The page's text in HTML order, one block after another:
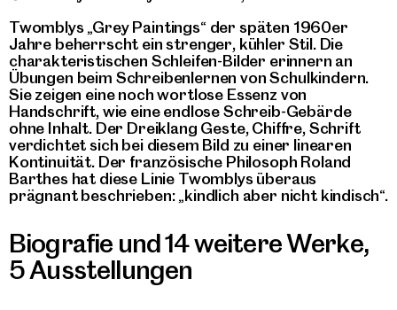
Twomblys „Grey Paintings“ der späten 1960er
Jahre beherrscht ein strenger, kühler Stil. Die
charakteristischen Schleifen-Bilder erinnern an
Übungen beim Schreibenlernen von Schulkindern.
Sie zeigen eine noch wortlose Essenz von
Handschrift, wie eine endlose Schreib-Gebärde
ohne Inhalt. Der Dreiklang Geste, Chiffre, Schrift
verdichtet sich bei diesem Bild zu einer linearen
Kontinuität. Der französische Philosoph Roland
Barthes hat diese Linie Twomblys überaus
prägnant beschrieben: „kindlich aber nicht kindisch“.
Biografie und 14 weitere Werke,
5 Ausstellungen